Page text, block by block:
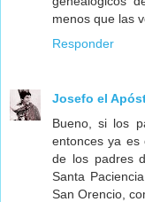
menos que las
Responder
Josefo el
Bueno, si los
entonces ya es
de los padres
Santa
San Orencio,